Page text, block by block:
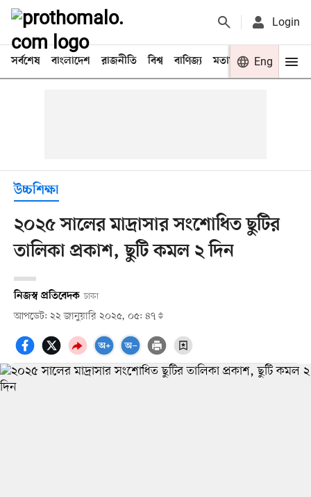
Login
সর্বশেষ বাংলাদেশ রাজনীতি বিশ্ব বাণিজ্য মতামত খেলা
Eng
উচ্চশিক্ষা
২০২৫ সালের মাদ্রাসার সংশোধিত ছুটির
তালিকা প্রকাশ, ছুটি কমল ২ দিন
নিজস্ব প্রতিবেদক ঢাকা
আপডেট: ২২ জানুয়ারি ২০২৫, ০৫: ৪৭